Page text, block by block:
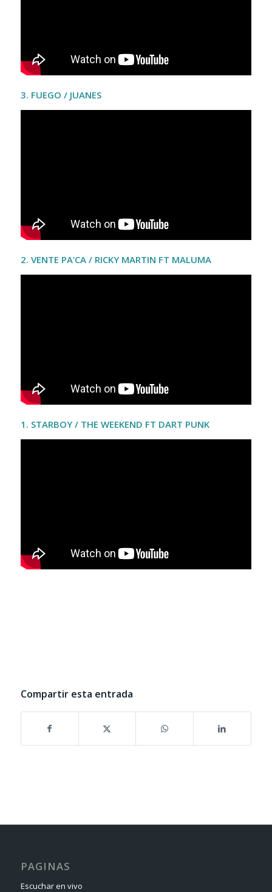
3. FUEGO / JUANES
2. VENTE PA’CA / RICKY MARTIN FT MALUMA
1. STARBOY / THE WEEKEND FT DART PUNK
Compartir esta entrada
PAGINAS
Escuchar en vivo